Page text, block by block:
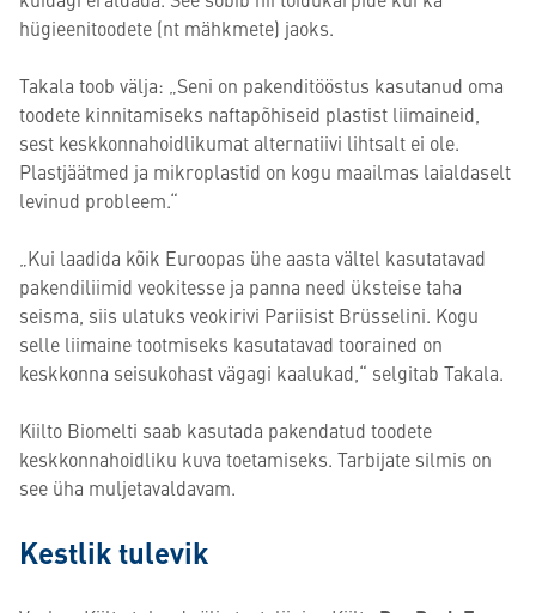
hügieenitoodete (nt mähkmete) jaoks.
Takala toob välja: „Seni on pakenditööstus kasutanud oma
toodete kinnitamiseks naftapõhiseid plastist liimaineid,
sest keskkonnahoidlikumat alternatiivi lihtsalt ei ole.
Plastjäätmed ja mikroplastid on kogu maailmas laialdaselt
levinud probleem.“
„Kui laadida kõik Euroopas ühe aasta vältel kasutatavad
pakendiliimid veokitesse ja panna need üksteise taha
seisma, siis ulatuks veokirivi Pariisist Brüsselini. Kogu
selle liimaine tootmiseks kasutatavad toorained on
keskkonna seisukohast vägagi kaalukad,“ selgitab Takala.
Kiilto Biomelti saab kasutada pakendatud toodete
keskkonnahoidliku kuva toetamiseks. Tarbijate silmis on
see üha muljetavaldavam.
Kestlik tulevik